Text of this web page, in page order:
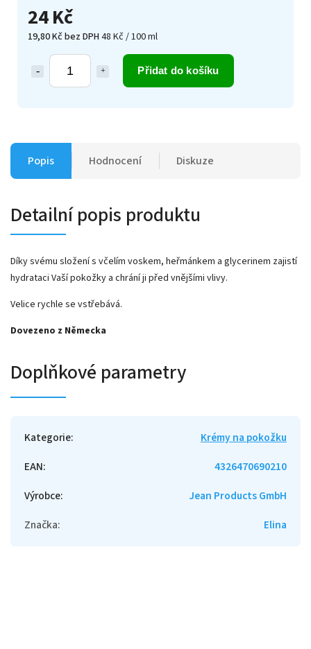
24 Kč
19,80 Kč bez DPH48 Kč / 100 ml
Přidat do košíku
Popis Hodnocení Diskuze
Detailní popis produktu
Díky svému složení s včelím voskem, heřmánkem a glycerinem zajistí
hydrataci Vaší pokožky a chrání ji před vnějšími vlivy.
Velice rychle se vstřebává.
Dovezeno z Německa
Doplňkové parametry
Kategorie:
Krémy na pokožku
EAN:
4326470690210
Výrobce:
Jean Products GmbH
Značka: Elina